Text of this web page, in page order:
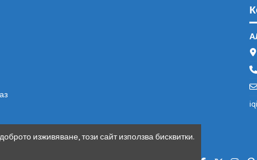
изживяване, този сайт използва бисквитки.